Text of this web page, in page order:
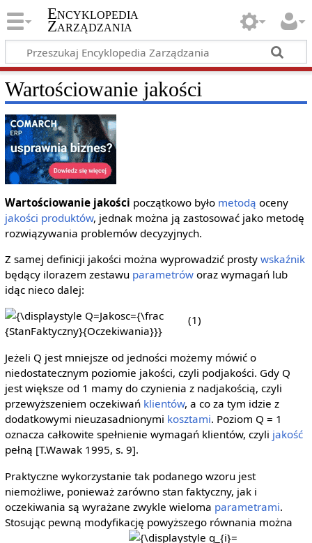
Encyklopedia
Zarządzania
Wartościowanie jakości
Wartościowanie jakości początkowo było metodą oceny
jakości produktów, jednak można ją zastosować jako metodę
rozwiązywania problemów decyzyjnych.
Z samej definicji jakości można wyprowadzić prosty wskaźnik
będący ilorazem zestawu parametróworaz wymagań lub
idąc nieco dalej:
{\displaystyle
Q=Jakosc={\frac
{Oczekiwania}}}
(1)
Jeżeli Q jest mniejsze od jedności możemy mówić o
niedostatecznym poziomie jakości, czyli podjakości. Gdy Q
jest większe od 1 mamy do czynienia z nadjakością, czyli
przewyższeniem oczekiwań klientów, a co za tym idzie z
dodatkowymi nieuzasadnionymi kosztami. Poziom Q = 1
oznacza całkowite spełnienie wymagań klientów, czyli jakość
pełną [T.Wawak 1995, s. 9].
Praktyczne wykorzystanie tak podanego wzoru jest
niemożliwe, ponieważ zarówno stan faktyczny, jak i
oczekiwania są wyrażane zwykle wieloma parametrami.
Stosując pewną modyfikację powyższego równania można
{\displaystyle